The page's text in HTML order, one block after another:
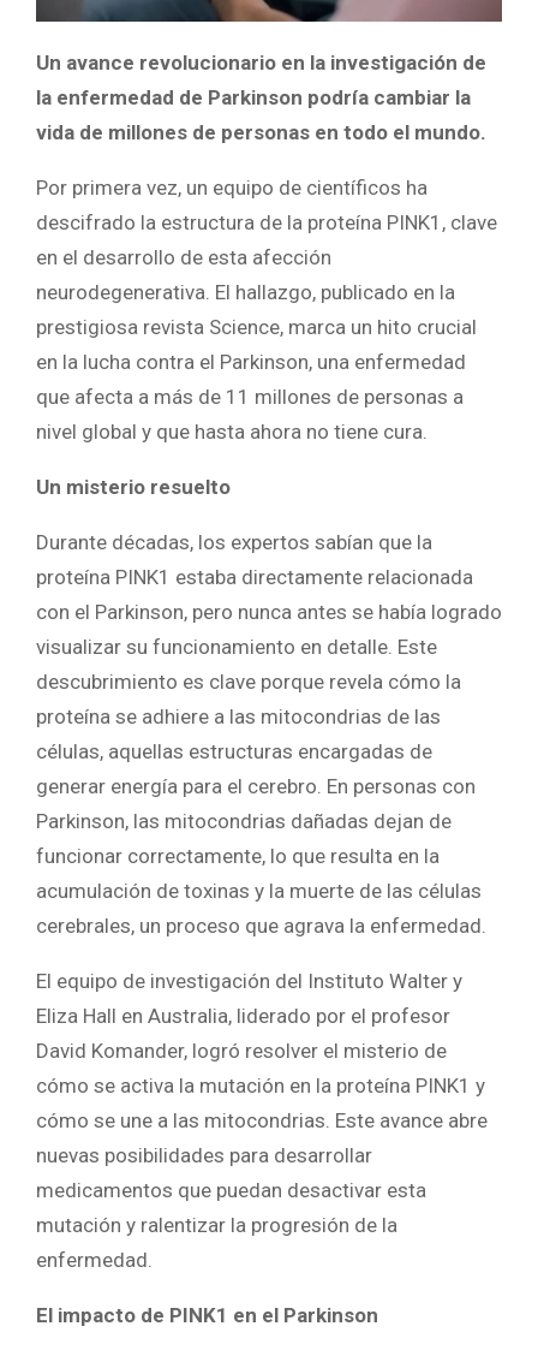
Un avance revolucionario en la investigación de
la enfermedad de Parkinson podría cambiar la
vida de millones de personas en todo el mundo.
Por primera vez, un equipo de científicos ha
descifrado la estructura de la proteína PINK1, clave
en el desarrollo de esta afección
neurodegenerativa. El hallazgo, publicado en la
prestigiosa revista Science, marca un hito crucial
en la lucha contra el Parkinson, una enfermedad
que afecta a más de 11 millones de personas a
nivel global y que hasta ahora no tiene cura.
Un misterio resuelto
Durante décadas, los expertos sabían que la
proteína PINK1 estaba directamente relacionada
con el Parkinson, pero nunca antes se había logrado
visualizar su funcionamiento en detalle. Este
descubrimiento es clave porque revela cómo la
proteína se adhiere a las mitocondrias de las
células, aquellas estructuras encargadas de
generar energía para el cerebro. En personas con
Parkinson, las mitocondrias dañadas dejan de
funcionar correctamente, lo que resulta en la
acumulación de toxinas y la muerte de las células
cerebrales, un proceso que agrava la enfermedad.
El equipo de investigación del Instituto Walter y
Eliza Hall en Australia, liderado por el profesor
David Komander, logró resolver el misterio de
cómo se activa la mutación en la proteína PINK1 y
cómo se une a las mitocondrias. Este avance abre
nuevas posibilidades para desarrollar
medicamentos que puedan desactivar esta
mutación y ralentizar la progresión de la
enfermedad.
El impacto de PINK1 en el Parkinson